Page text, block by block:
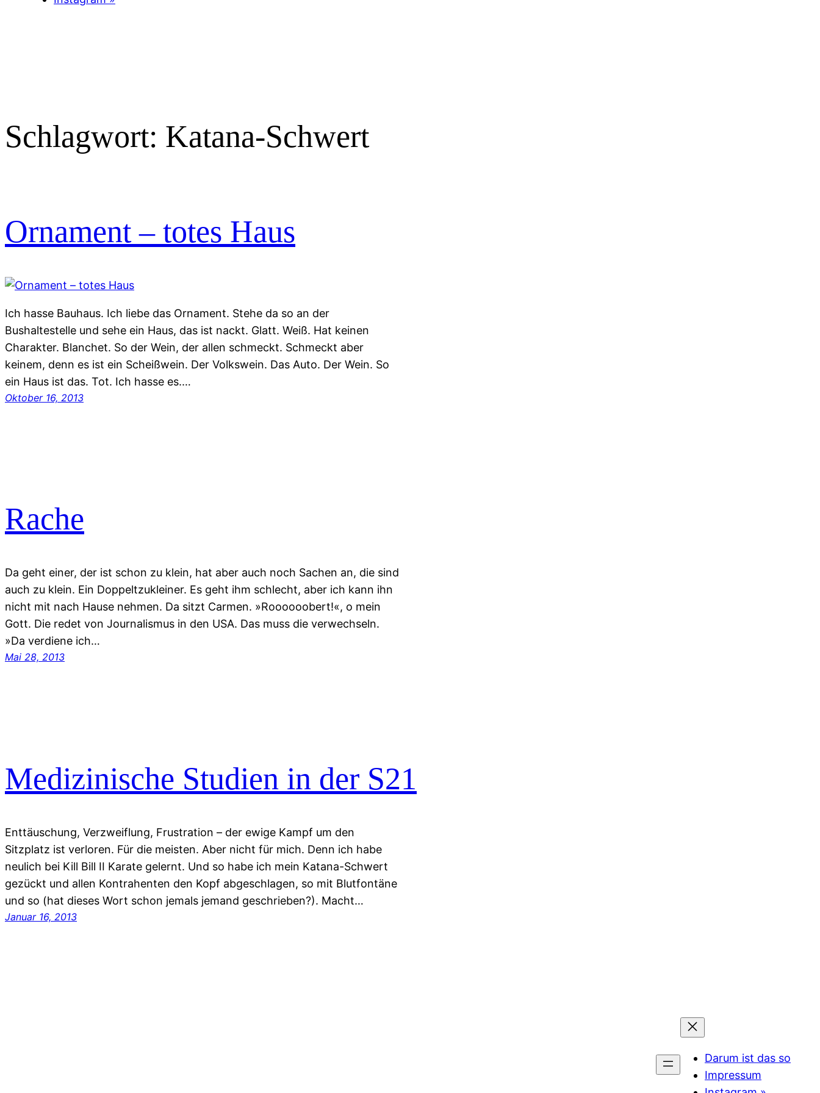
Schlagwort: Katana-Schwert
Ornament – totes Haus
Ich hasse Bauhaus. Ich liebe das Ornament. Stehe da so an der
Bushaltestelle und sehe ein Haus, das ist nackt. Glatt. Weiß. Hat keinen
Charakter. Blanchet. So der Wein, der allen schmeckt. Schmeckt aber
keinem, denn es ist ein Scheißwein. Der Volkswein. Das Auto. Der Wein. So
ein Haus ist das. Tot. Ich hasse es.…
Oktober 16, 2013
Rache
Da geht einer, der ist schon zu klein, hat aber auch noch Sachen an, die sind
auch zu klein. Ein Doppeltzukleiner. Es geht ihm schlecht, aber ich kann ihn
nicht mit nach Hause nehmen. Da sitzt Carmen. »Roooooobert!«, o mein
Gott. Die redet von Journalismus in den USA. Das muss die verwechseln.
»Da verdiene ich…
Mai 28, 2013
Medizinische Studien in der S21
Enttäuschung, Verzweiflung, Frustration – der ewige Kampf um den
Sitzplatz ist verloren. Für die meisten. Aber nicht für mich. Denn ich habe
neulich bei Kill Bill II Karate gelernt. Und so habe ich mein Katana-Schwert
gezückt und allen Kontrahenten den Kopf abgeschlagen, so mit Blutfontäne
und so (hat dieses Wort schon jemals jemand geschrieben?). Macht…
Januar 16, 2013
Darum ist das so
Impressum